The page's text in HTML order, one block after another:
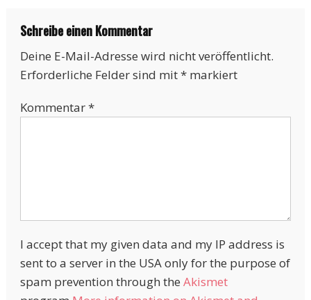
Schreibe einen Kommentar
Deine E-Mail-Adresse wird nicht veröffentlicht.
Erforderliche Felder sind mit*markiert
Kommentar*
I accept that my given data and my IP address is
sent to a server in the USA only for the purpose of
spam prevention through the Akismet